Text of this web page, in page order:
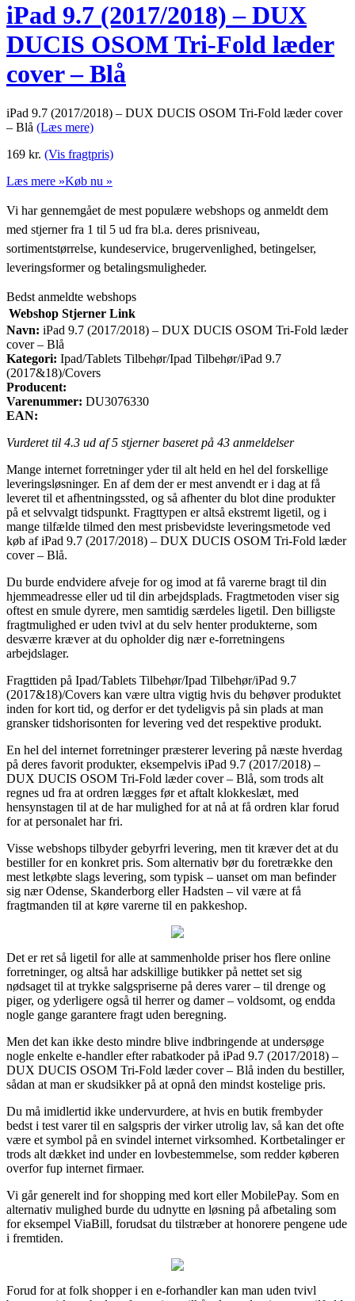
iPad 9.7 (2017/2018) – DUX
DUCIS OSOM Tri-Fold læder
cover – Blå
iPad 9.7 (2017/2018) – DUX DUCIS OSOM Tri-Fold læder cover
– Blå (Læs mere)
169 kr. (Vis fragtpris)
Læs mere »Køb nu »
Vi har gennemgået de mest populære webshops og anmeldt dem
med stjerner fra 1 til 5 ud fra bl.a. deres prisniveau,
sortimentstørrelse, kundeservice, brugervenlighed, betingelser,
leveringsformer og betalingsmuligheder.
Bedst anmeldte webshops
Webshop Stjerner Link
Navn: iPad 9.7 (2017/2018) – DUX DUCIS OSOM Tri-Fold læder
cover – Blå
Kategori: Ipad/Tablets Tilbehør/Ipad Tilbehør/iPad 9.7
(2017&18)/Covers
Producent:
Varenummer: DU3076330
EAN:
Vurderet til 4.3 ud af 5 stjerner baseret på 43 anmeldelser
Mange internet forretninger yder til alt held en hel del forskellige
leveringsløsninger. En af dem der er mest anvendt er i dag at få
leveret til et afhentningssted, og så afhenter du blot dine produkter
på et selvvalgt tidspunkt. Fragttypen er altså ekstremt ligetil, og i
mange tilfælde tilmed den mest prisbevidste leveringsmetode ved
køb af iPad 9.7 (2017/2018) – DUX DUCIS OSOM Tri-Fold læder
cover – Blå.
Du burde endvidere afveje for og imod at få varerne bragt til din
hjemmeadresse eller ud til din arbejdsplads. Fragtmetoden viser sig
oftest en smule dyrere, men samtidig særdeles ligetil. Den billigste
fragtmulighed er uden tvivl at du selv henter produkterne, som
desværre kræver at du opholder dig nær e-forretningens
arbejdslager.
Fragttiden på Ipad/Tablets Tilbehør/Ipad Tilbehør/iPad 9.7
(2017&18)/Covers kan være ultra vigtig hvis du behøver produktet
inden for kort tid, og derfor er det tydeligvis på sin plads at man
gransker tidshorisonten for levering ved det respektive produkt.
En hel del internet forretninger præsterer levering på næste hverdag
på deres favorit produkter, eksempelvis iPad 9.7 (2017/2018) –
DUX DUCIS OSOM Tri-Fold læder cover – Blå, som trods alt
regnes ud fra at ordren lægges før et aftalt klokkeslæt, med
hensynstagen til at de har mulighed for at nå at få ordren klar forud
for at personalet har fri.
Visse webshops tilbyder gebyrfri levering, men tit kræver det at du
bestiller for en konkret pris. Som alternativ bør du foretrække den
mest letkøbte slags levering, som typisk – uanset om man befinder
sig nær Odense, Skanderborg eller Hadsten – vil være at få
fragtmanden til at køre varerne til en pakkeshop.
Det er ret så ligetil for alle at sammenholde priser hos flere online
forretninger, og altså har adskillige butikker på nettet set sig
nødsaget til at trykke salgspriserne på deres varer – til drenge og
piger, og yderligere også til herrer og damer – voldsomt, og endda
nogle gange garantere fragt uden beregning.
Men det kan ikke desto mindre blive indbringende at undersøge
nogle enkelte e-handler efter rabatkoder på iPad 9.7 (2017/2018) –
DUX DUCIS OSOM Tri-Fold læder cover – Blå inden du bestiller,
sådan at man er skudsikker på at opnå den mindst kostelige pris.
Du må imidlertid ikke undervurdere, at hvis en butik frembyder
bedst i test varer til en salgspris der virker utrolig lav, så kan det ofte
være et symbol på en svindel internet virksomhed. Kortbetalinger er
trods alt dækket ind under en lovbestemmelse, som redder køberen
overfor fup internet firmaer.
Vi går generelt ind for shopping med kort eller MobilePay. Som en
alternativ mulighed burde du udnytte en løsning på afbetaling som
for eksempel ViaBill, forudsat du tilstræber at honorere pengene ude
i fremtiden.
Forud for at folk shopper i en e-forhandler kan man uden tvivl